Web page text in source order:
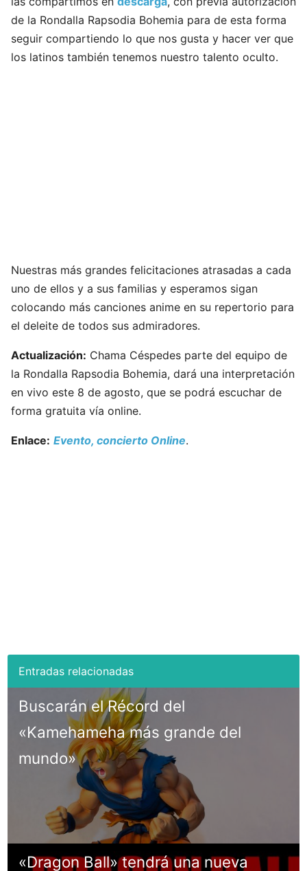
de la Rondalla Rapsodia Bohemia para de esta forma
seguir compartiendo lo que nos gusta y hacer ver que
los latinos también tenemos nuestro talento oculto.
Nuestras más grandes felicitaciones atrasadas a cada
uno de ellos y a sus familias y esperamos sigan
colocando más canciones anime en su repertorio para
el deleite de todos sus admiradores.
Actualización: Chama Céspedes parte del equipo de
la Rondalla Rapsodia Bohemia, dará una interpretación
en vivo este 8 de agosto, que se podrá escuchar de
forma gratuita vía online.
Enlace: Evento, concierto Online.
Buscarán el Récord del
«Kamehameha más grande del
mundo»
«Dragon Ball» tendrá una nueva